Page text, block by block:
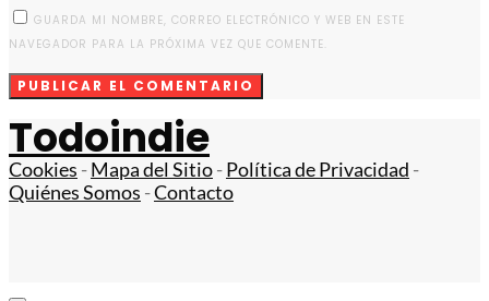
GUARDA MI NOMBRE, CORREO ELECTRÓNICO Y WEB EN ESTE
NAVEGADOR PARA LA PRÓXIMA VEZ QUE COMENTE.
Todoindie
Cookies -Mapa del Sitio-Política de Privacidad -
Quiénes Somos -Contacto